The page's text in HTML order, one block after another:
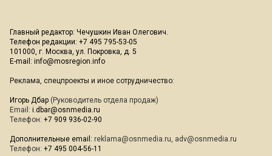
Главный редактор: Чечушкин Иван Олегович.
Телефон редакции: +7 495 795-53-05
101000, г. Москва, ул. Покровка, д. 5
E-mail: info@mosregion.info
Реклама, спецпроекты и иное сотрудничество:
Игорь Дбар (Руководитель отдела продаж)
Email: i.dbar@osnmedia.ru
Телефон: +7 909 936-02-90
Дополнительные email: reklama@osnmedia.ru, adv@osnmedia.ru
Телефон: +7 495 004-56-11